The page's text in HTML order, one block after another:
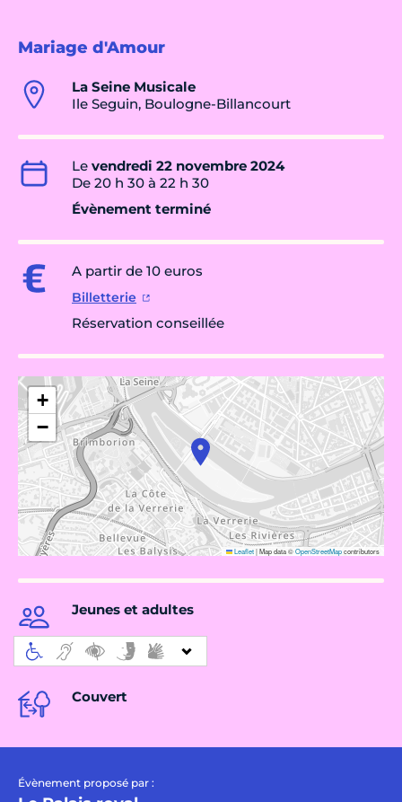
Mariage d'Amour
La Seine Musicale
Ile Seguin, Boulogne-Billancourt
Le vendredi 22 novembre 2024
De 20 h 30 à 22 h 30
Évènement terminé
A partir de 10 euros
Billetterie
Réservation conseillée
+
−
Leaflet|Map data ©OpenStreetMapcontributors
Jeunes et adultes
Couvert
Évènement proposé par :